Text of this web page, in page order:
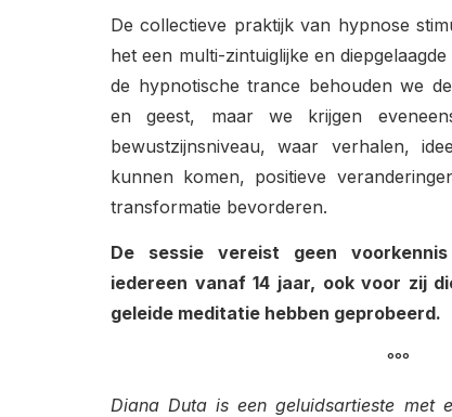
De collectieve praktijk van hypnose
het een multi-zintuiglijke en
de hypnotische trance behouden we
en geest, maar we krijgen
bewustzijnsniveau, waar verhalen,
kunnen komen, positieve
transformatie bevorderen.
De sessie vereist geen
iedereen vanaf 14 jaar, ook voor zij
geleide meditatie hebben geprobeerd.
°°°
Diana Duta is een geluidsartieste met